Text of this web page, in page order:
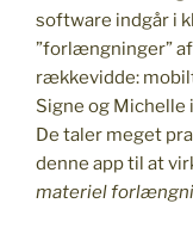
software indgår i
”forlængninger”
rækkevidde:
Signe og
De taler meget
denne app til at
materiel